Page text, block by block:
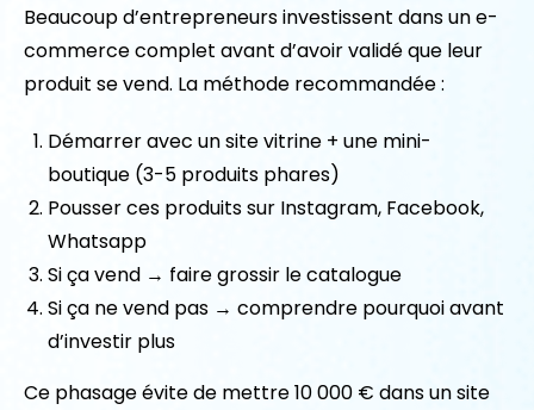
Beaucoup d’entrepreneurs investissent dans un e-
commerce complet avant d’avoir validé que leur
produit se vend. La méthode recommandée :
Démarrer avec un site vitrine + une mini-
boutique (3-5 produits phares)
Pousser ces produits sur Instagram, Facebook,
Whatsapp
Si ça vend → faire grossir le catalogue
Si ça ne vend pas → comprendre pourquoi avant
d’investir plus
Ce phasage évite de mettre 10 000 € dans un site